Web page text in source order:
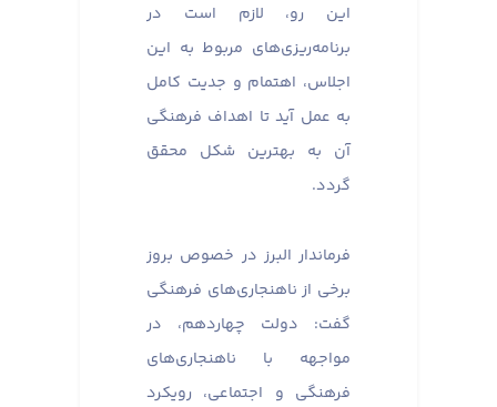
این رو، لازم است در
برنامه‌ریزی‌های مربوط به این
اجلاس، اهتمام و جدیت کامل
به عمل آید تا اهداف فرهنگی
آن به بهترین شکل محقق
گردد.
فرماندار البرز در خصوص بروز
برخی از ناهنجاری‌های فرهنگی
گفت: دولت چهاردهم، در
مواجهه با ناهنجاری‌های
فرهنگی و اجتماعی، رویکرد